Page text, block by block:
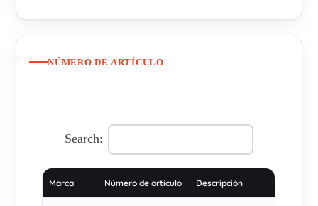
NÚMERO DE ARTÍCULO
Search:
Marca Número de artículo Descripción